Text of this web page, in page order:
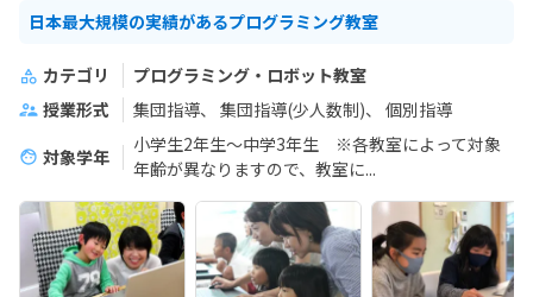
日本最大規模の実績があるプログラミング教室
カテゴリ
プログラミング・ロボット教室
授業形式
集団指導 集団指導(少人数制)
個別指導
対象学年
小学生2年生～中学3年生 ※各教室によって対象
年齢が異なりますので、教室に...